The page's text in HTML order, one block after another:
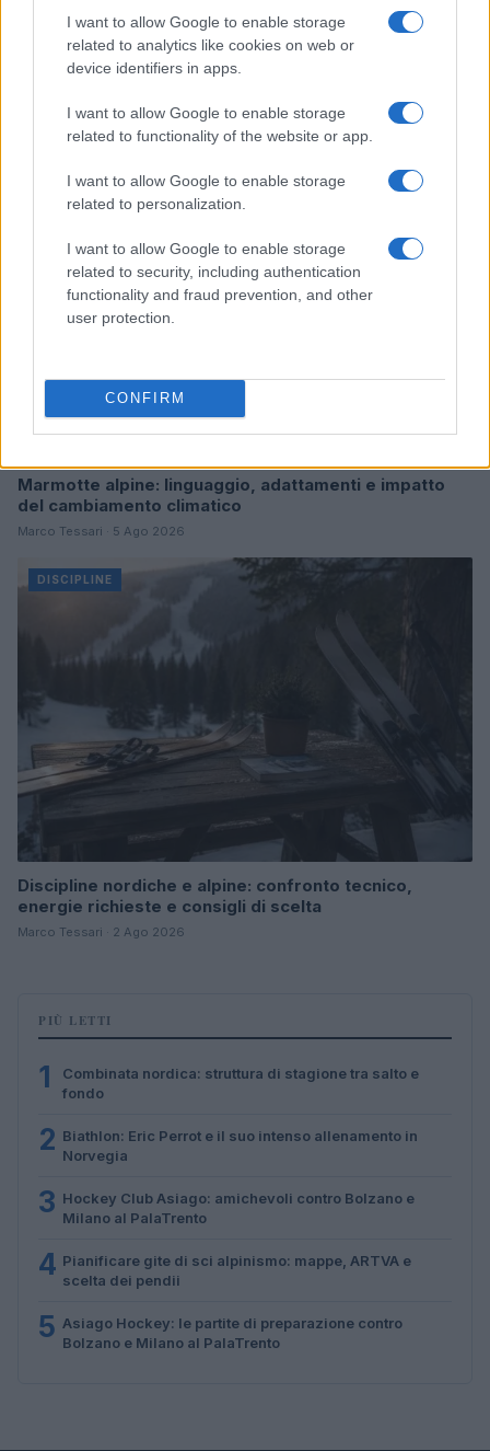
I want to allow Google to enable storage
related to analytics like cookies on web or
device identifiers in apps.
I want to allow Google to enable storage
related to functionality of the website or app.
I want to allow Google to enable storage
related to personalization.
I want to allow Google to enable storage
related to security, including authentication
functionality and fraud prevention, and other
user protection.
CONFIRM
il biathlon in Valle d’Aosta
Marco Tessari · 5 Ago 2026
DISCIPLINE
Marmotte alpine: linguaggio, adattamenti e impatto
del cambiamento climatico
Marco Tessari · 5 Ago 2026
DISCIPLINE
Discipline nordiche e alpine: confronto tecnico,
energie richieste e consigli di scelta
Marco Tessari · 2 Ago 2026
PIÙ LETTI
1
Combinata nordica: struttura di stagione tra salto e
fondo
2 Biathlon: Eric Perrot e il suo intenso allenamento in
Norvegia
3 Hockey Club Asiago: amichevoli contro Bolzano e
Milano al PalaTrento
4 Pianificare gite di sci alpinismo: mappe, ARTVA e
scelta dei pendii
5 Asiago Hockey: le partite di preparazione contro
Bolzano e Milano al PalaTrento